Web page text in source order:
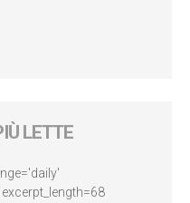
LETTE